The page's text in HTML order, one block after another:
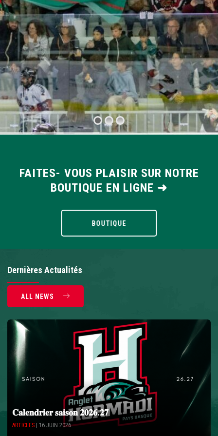
BOUTIQUE
FAITES- VOUS PLAISIR SUR NOTRE
BOUTIQUE EN LIGNE ➜
Dernières Actualités
ALL NEWS
𝐂𝐚𝐥𝐞𝐧𝐝𝐫𝐢𝐞𝐫 𝐬𝐚𝐢𝐬𝐨𝐧 𝟐𝟎𝟐𝟔.𝟐𝟕
ARTICLES | 16 JUIN 2026